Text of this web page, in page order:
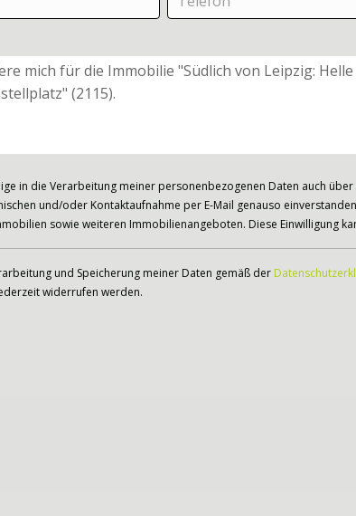
in die Verarbeitung meiner personenbezogenen Daten auch
und/oder Kontaktaufnahme per E-Mail genauso
sowie weiteren Immobilienangeboten. Diese Einwilligung
und Speicherung meiner Daten gemäß der
widerrufen werden.